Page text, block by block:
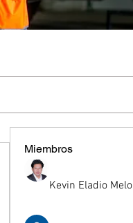
Miembros
Kevin Eladio Melo